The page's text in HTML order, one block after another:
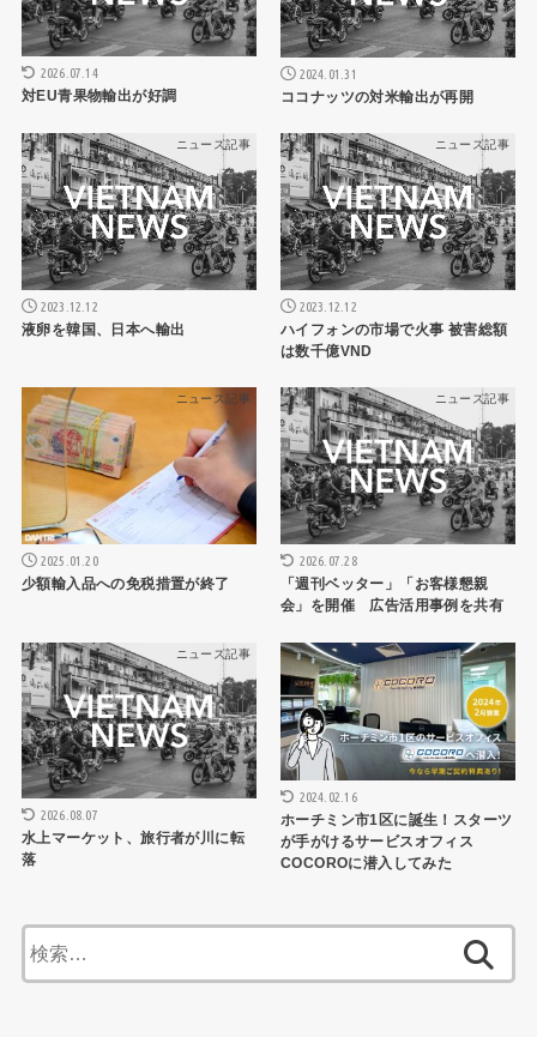
2026.07.14
対EU青果物輸出が好調
2024.01.31
ココナッツの対米輸出が再開
ニュース記事
2023.12.12
液卵を韓国、日本へ輸出
ニュース記事
2023.12.12
ハイフォンの市場で火事 被害総額
は数千億VND
ニュース記事
2025.01.20
少額輸入品への免税措置が終了
ニュース記事
2026.07.28
「週刊ベッター」「お客様懇親
会」を開催 広告活用事例を共有
ニュース記事
2026.08.07
水上マーケット、旅行者が川に転
落
ニュース記事
2024.02.16
ホーチミン市1区に誕生！スターツ
が手がけるサービスオフィス
COCOROに潜入してみた
索: